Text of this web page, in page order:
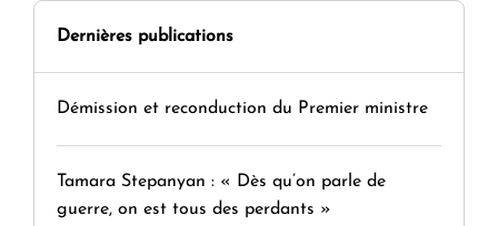
Dernières publications
Démission et reconduction du Premier ministre
Tamara Stepanyan : « Dès qu’on parle de
guerre, on est tous des perdants »